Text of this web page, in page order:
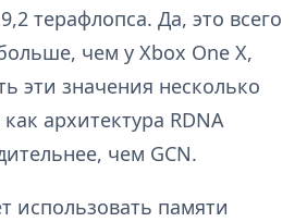
терафлопса. Да, это всего
чем у Xbox One X,
эти значения несколько
архитектура RDNA
чем GCN.
использовать памяти